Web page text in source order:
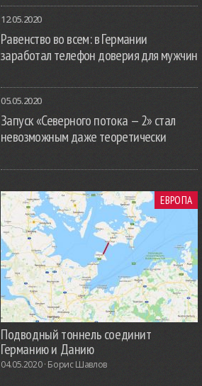
12.05.2020
Равенство во всем: в Германии
заработал телефон доверия для мужчин
05.05.2020
Запуск «Северного потока — 2» стал
невозможным даже теоретически
ЕВРОПА
Подводный тоннель соединит
Германию и Данию
04.05.2020 · Борис Шавлов